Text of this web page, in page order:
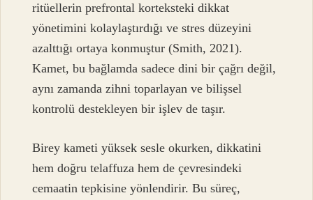
ritüellerin prefrontal korteksteki dikkat
yönetimini kolaylaştırdığı ve stres düzeyini
azalttığı ortaya konmuştur (Smith, 2021).
Kamet, bu bağlamda sadece dini bir çağrı değil,
aynı zamanda zihni toparlayan ve bilişsel
kontrolü destekleyen bir işlev de taşır.
Birey kameti yüksek sesle okurken, dikkatini
hem doğru telaffuza hem de çevresindeki
cemaatin tepkisine yönlendirir. Bu süreç,